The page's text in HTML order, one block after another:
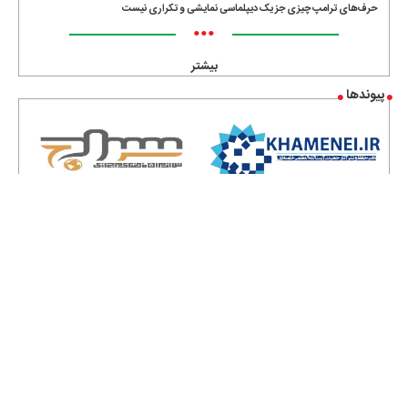
حرف‌های ترامپ چیزی جز یک دیپلماسی نمایشی و تکراری نیست
•••
بیشتر
پیوندها